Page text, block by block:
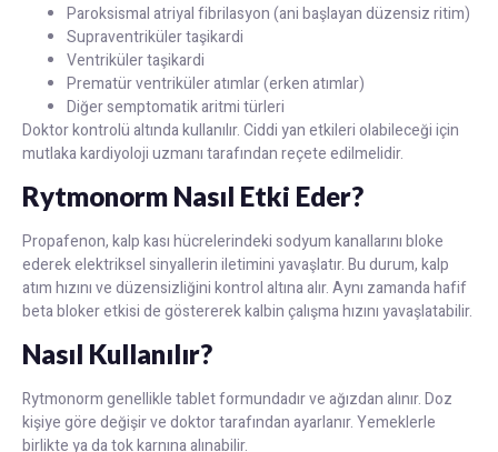
Paroksismal atriyal fibrilasyon (ani başlayan düzensiz ritim)
Supraventriküler taşikardi
Ventriküler taşikardi
Prematür ventriküler atımlar (erken atımlar)
Diğer semptomatik aritmi türleri
Doktor kontrolü altında kullanılır. Ciddi yan etkileri olabileceği için
mutlaka kardiyoloji uzmanı tarafından reçete edilmelidir.
Rytmonorm Nasıl Etki Eder?
Propafenon, kalp kası hücrelerindeki sodyum kanallarını bloke
ederek elektriksel sinyallerin iletimini yavaşlatır. Bu durum, kalp
atım hızını ve düzensizliğini kontrol altına alır. Aynı zamanda hafif
beta bloker etkisi de göstererek kalbin çalışma hızını yavaşlatabilir.
Nasıl Kullanılır?
Rytmonorm genellikle tablet formundadır ve ağızdan alınır. Doz
kişiye göre değişir ve doktor tarafından ayarlanır. Yemeklerle
birlikte ya da tok karnına alınabilir.